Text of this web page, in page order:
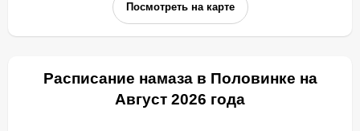
Посмотреть на карте
Расписание намаза в Половинке на
Август 2026 года